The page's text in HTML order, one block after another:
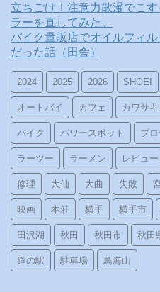
立ちごけ！注意力散漫でこ
ラーを直してみた。
バイク量販店でオイルフィ
だった話（田舎）
2024 2025 2026 SHOEI
オートバイ カフェ カワサキ
バイク パワースポット プ
ラーツー ラーメン レビュー
修理 大仙 大曲 失敗
映画 本荘 横手 横手市
田沢湖 秋田 秋田市 秋田
道の駅 駐車場 鳥海山